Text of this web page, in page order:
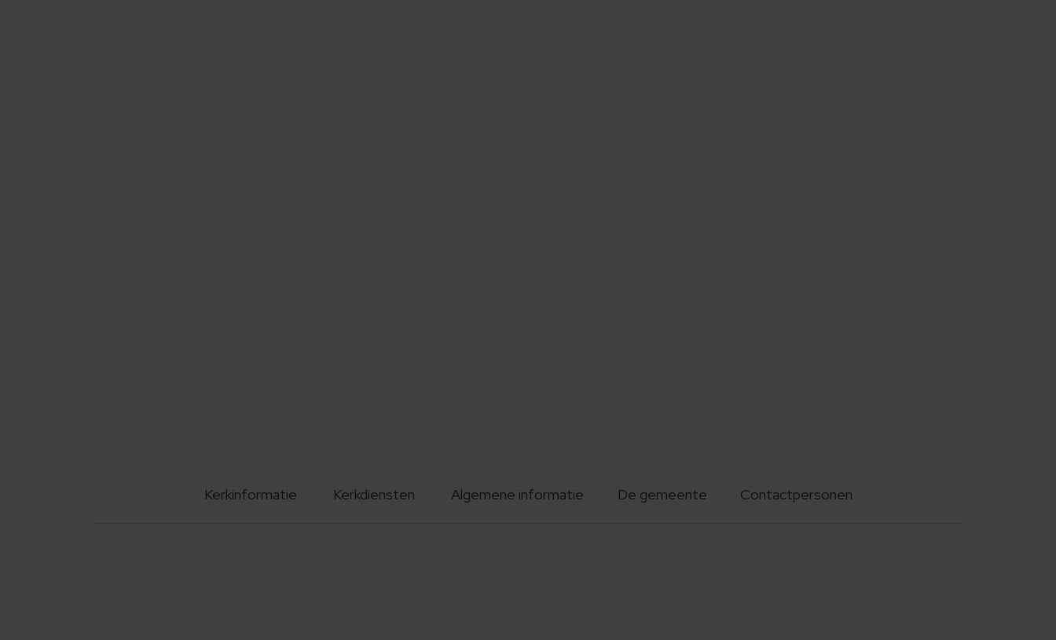
Kerkinformatie Kerkdiensten Algemene informatie De gemeente Contactpersonen